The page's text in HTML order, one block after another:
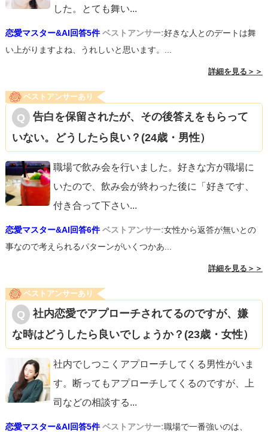
した。とても舞い...
恋愛マスター&AI回答5件 ベストアンサー:好きな人とのデートは舞
い上がりますよね、うれしいと思います。...
詳細を見る＞＞
ベストアンサーあり
告白を保留されたが、その後答えをもらって
いない。どうしたら良い？(24歳・男性）
職場で飲み会を行いました。好きな方が職場に
いたので、飲み会が終わった後に「好きです、
付き合って下さい...
恋愛マスター&AI回答6件 ベストアンサー:女性から返答が無いとの
事なので考えられるパターンがいくつかあ...
詳細を見る＞＞
ベストアンサーあり
社内恋愛でアプローチされてるのですが、嫌
な時はどうしたら良いでしょうか？(23歳・女性）
社内でしつこくアプローチしてくる男性がいま
す。断ってもアプローチしてくるのですが、上
司などの相談する...
恋愛マスター&AI回答5件 ベストアンサー:職場で一番強いのは、